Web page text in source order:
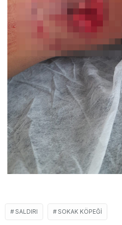
SALDIRI SOKAK KÖPEĞI